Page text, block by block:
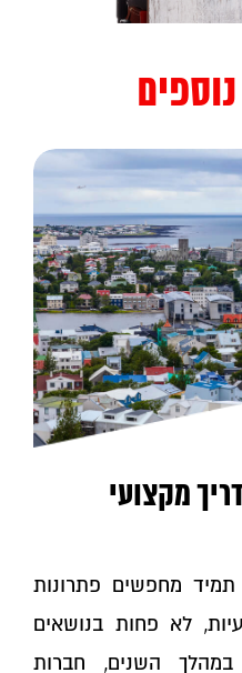
מקצועי
תמיד מחפשים פתרונות
לא פחות בנושאים
במהלך השנים, חברות